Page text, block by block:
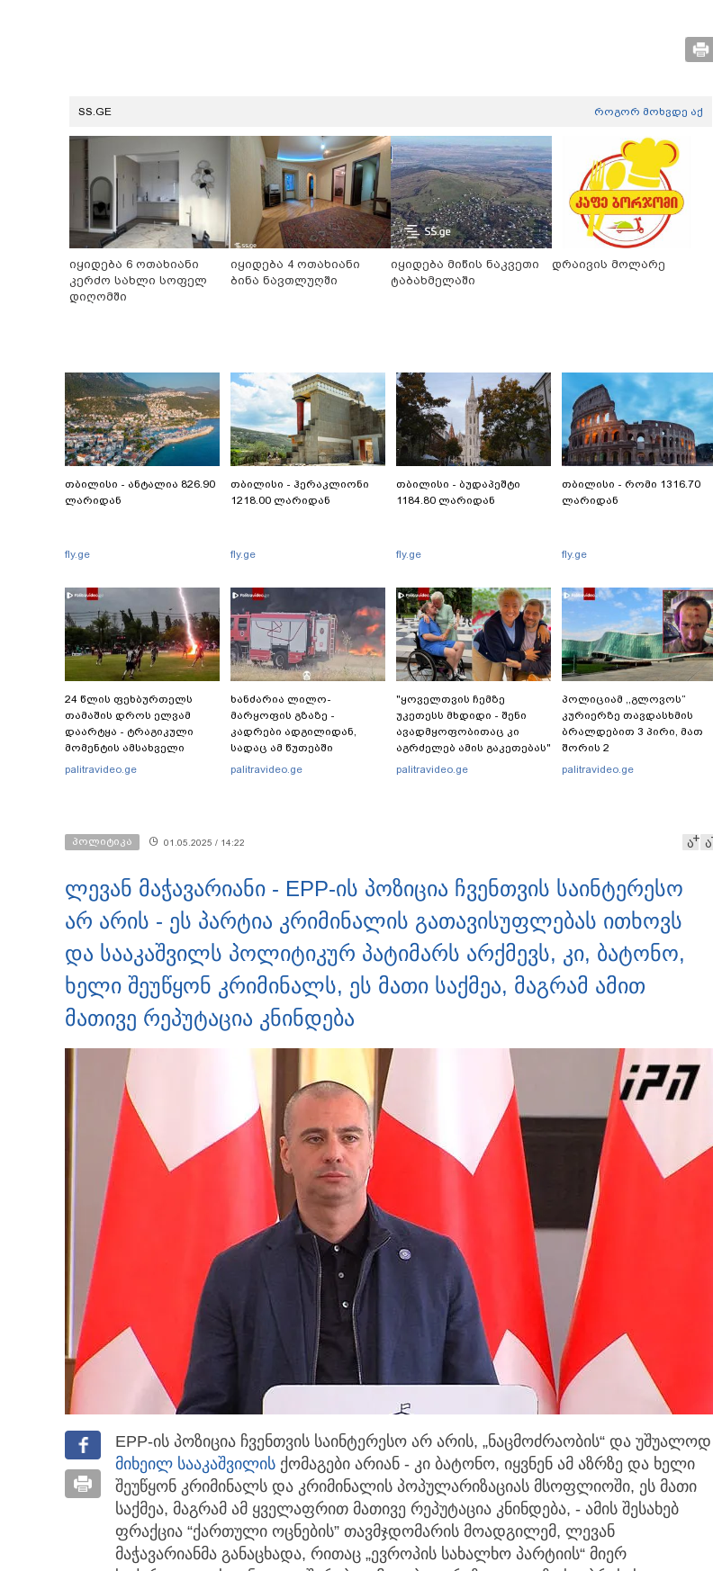
SS.GE როგორ მოხვდე აქ
იყიდება 6 ოთახიანი
კერძო სახლი სოფელ
დიღომში
იყიდება 4 ოთახიანი
ბინა ნავთლუღში
იყიდება მიწის ნაკვეთი
ტაბახმელაში
დრაივის მოლარე
თბილისი - ანტალია 826.90
ლარიდან
fly.ge
თბილისი - ჰერაკლიონი
1218.00 ლარიდან
fly.ge
თბილისი - ბუდაპეშტი
1184.80 ლარიდან
fly.ge
თბილისი - რომი 1316.70
ლარიდან
fly.ge
24 წლის ფეხბურთელს
თამაშის დროს ელვამ
დაარტყა - ტრაგიკული
მომენტის ამსახველი
კადრები ტაილანდიდან
palitravideo.ge
ხანძარია ლილო-
მარყოფის გზაზე -
კადრები ადგილიდან,
სადაც ამ წუთებში
სალიკვიდაციო
palitravideo.ge
"ყოველთვის ჩემზე
უკეთესს მხდიდი - შენი
ავადმყოფობითაც კი
აგრძელებ ამის გაკეთებას"
- თეონა კონტრიძე
palitravideo.ge
პოლიციამ ,,გლოვოს”
კურიერზე თავდასხმის
ბრალდებით 3 პირი, მათ
შორის 2
არასრულწლოვანი
palitravideo.ge
პოლიტიკა 01.05.2025 / 14:22 ა ა
ლევან მაჭავარიანი - EPP-ის პოზიცია ჩვენთვის საინტერესო
არ არის - ეს პარტია კრიმინალის გათავისუფლებას ითხოვს
და სააკაშვილს პოლიტიკურ პატიმარს არქმევს, კი, ბატონო,
ხელი შეუწყონ კრიმინალს, ეს მათი საქმეა, მაგრამ ამით
მათივე რეპუტაცია კნინდება
EPP-ის პოზიცია ჩვენთვის საინტერესო არ არის, „ნაცმოძრაობის“ და უშუალოდ
მიხეილ სააკაშვილის ქომაგები არიან - კი ბატონო, იყვნენ ამ აზრზე და ხელი
შეუწყონ კრიმინალს და კრიმინალის პოპულარიზაციას მსოფლიოში, ეს მათი
საქმეა, მაგრამ ამ ყველაფრით მათივე რეპუტაცია კნინდება, - ამის შესახებ
ფრაქცია “ქართული ოცნების” თავმჯდომარის მოადგილემ, ლევან
მაჭავარიანმა განაცხადა, რითაც „ევროპის სახალხო პარტიის“ მიერ